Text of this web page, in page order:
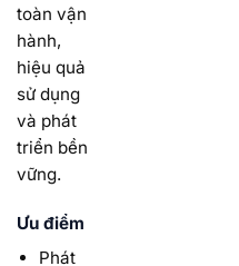
toàn vận
hành,
hiệu quả
sử dụng
và phát
triển bền
vững.
Ưu điểm
Phát